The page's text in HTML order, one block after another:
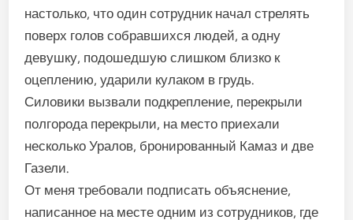
настолько, что один сотрудник начал стрелять
поверх голов собравшихся людей, а одну
девушку, подошедшую слишком близко к
оцеплению, ударили кулаком в грудь.
Силовики вызвали подкрепление, перекрыли
полгорода перекрыли, на место приехали
несколько Уралов, бронированный Камаз и две
Газели.
От меня требовали подписать объяснение,
написанное на месте одним из сотрудников, где